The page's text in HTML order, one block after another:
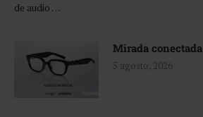
de audio …
Mirada conectada
5 agosto, 2026